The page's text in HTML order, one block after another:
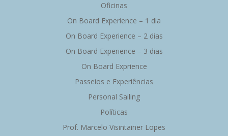
Oficinas
On Board Experience – 1 dia
On Board Experience – 2 dias
On Board Experience – 3 dias
On Board Exprience
Passeios e Experiências
Personal Sailing
Políticas
Prof. Marcelo Visintainer Lopes